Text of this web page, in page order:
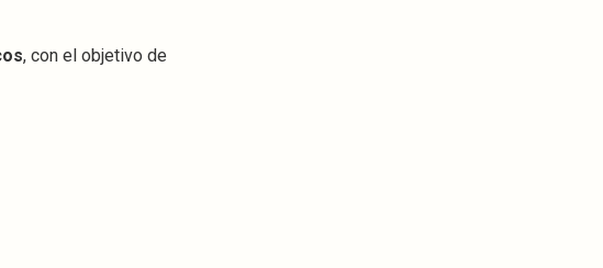
, con el objetivo de